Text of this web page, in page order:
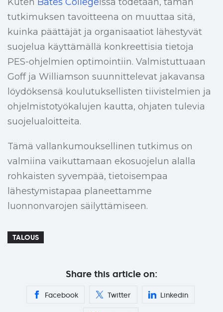
tutkimuksen tavoitteena on muuttaa sitä,
kuinka päättäjät ja organisaatiot lähestyvät
suojelua käyttämällä konkreettisia tietoja
PES-ohjelmien optimointiin. Valmistuttuaan
Goff ja Williamson suunnittelevat jakavansa
löydöksensä koulutuksellisten tiivistelmien ja
ohjelmistotyökalujen kautta, ohjaten tulevia
suojelualoitteita.
Tämä vallankumouksellinen tutkimus on
valmiina vaikuttamaan ekosuojelun alalla
rohkaisten syvempää, tietoisempaa
lähestymistapaa planeettamme
luonnonvarojen säilyttämiseen.
TALOUS
Share this article on:
Facebook Twitter Linkedin